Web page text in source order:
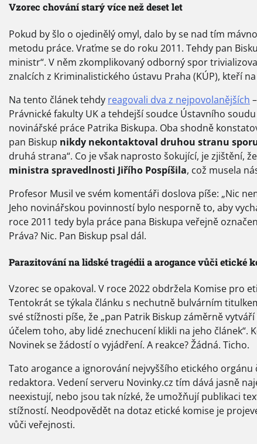
Vzorec chování starý více než deset let
Pokud by šlo o ojedinělý omyl, dalo by se nad tím
metodu práce. Vraťme se do roku 2011. Tehdy pan
ministr“. V něm zkomplikovaný odborný spor
znalcích z Kriminalistického ústavu Praha (KÚP), kteří
Na tento článek tehdy reagovali dva z nejpovolanějších
Právnické fakulty UK a tehdejší soudce Ústavního
novinářské práce Patrika Biskupa. Oba shodně
pan Biskup nikdy nekontaktoval druhou stranu
druhá strana“. Co je však naprosto šokující, je zjištění, že
ministra spravedlnosti Jiřího Pospíšila, což musela
Profesor Musil ve svém komentáři doslova píše: „Nic
Jeho novinářskou povinností bylo nesporně to, aby
roce 2011 tedy byla práce pana Biskupa veřejně
Práva? Nic. Pan Biskup psal dál.
Parazitování na lidské tragédii a arogance vůči etické
Vzorec se opakoval. V roce 2022 obdržela Komise pro
Tentokrát se týkala článku s nechutně bulvárním
své stížnosti píše, že „pan Patrik Biskup záměrně
účelem toho, aby lidé znechucení klikli na jeho článek“.
Novinek se žádostí o vyjádření. A reakce? Žádná. Ticho.
Tato arogance a ignorování nejvyššího etického
redaktora. Vedení serveru Novinky.cz tím dává jasně
neexistují, nebo jsou tak nízké, že umožňují publikaci
stížností. Neodpovědět na dotaz etické komise je
vůči veřejnosti.